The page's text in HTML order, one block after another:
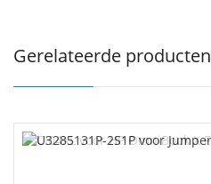
Gerelateerde producten